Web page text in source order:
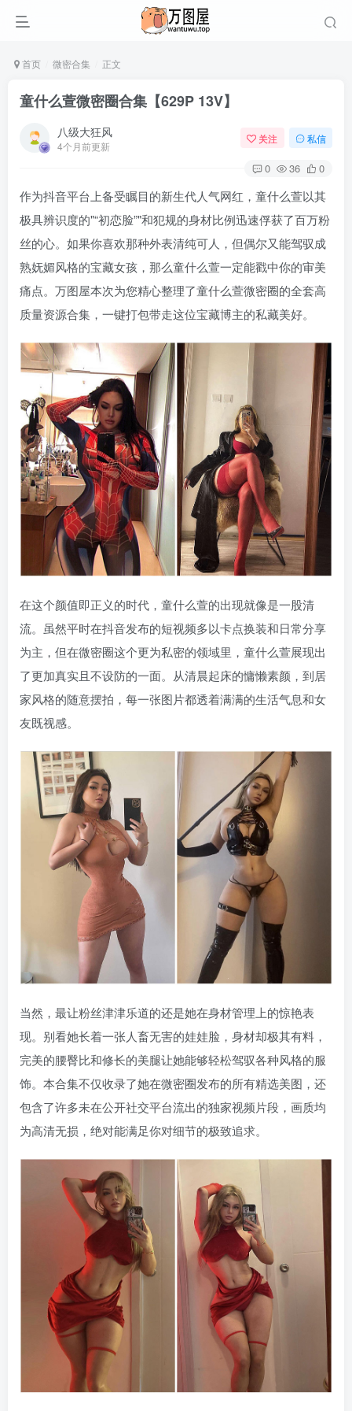
首页 微密合集 正文
童什么萱微密圈合集【629P 13V】
八级大狂风
4个月前更新
关注 私信
0 36 0
作为抖音平台上备受瞩目的新生代人气网红，童什么萱以其
极具辨识度的 “初恋脸” 和犯规的身材比例迅速俘获了百万粉
丝的心。如果你喜欢那种外表清纯可人，但偶尔又能驾驭成
熟妩媚风格的宝藏女孩，那么童什么萱一定能戳中你的审美
痛点。万图屋本次为您精心整理了童什么萱微密圈的全套高
质量资源合集，一键打包带走这位宝藏博主的私藏美好。
在这个颜值即正义的时代，童什么萱的出现就像是一股清
流。虽然平时在抖音发布的短视频多以卡点换装和日常分享
为主，但在微密圈这个更为私密的领域里，童什么萱展现出
了更加真实且不设防的一面。从清晨起床的慵懒素颜，到居
家风格的随意摆拍，每一张图片都透着满满的生活气息和女
友既视感。
当然，最让粉丝津津乐道的还是她在身材管理上的惊艳表
现。别看她长着一张人畜无害的娃娃脸，身材却极其有料，
完美的腰臀比和修长的美腿让她能够轻松驾驭各种风格的服
饰。本合集不仅收录了她在微密圈发布的所有精选美图，还
包含了许多未在公开社交平台流出的独家视频片段，画质均
为高清无损，绝对能满足你对细节的极致追求。